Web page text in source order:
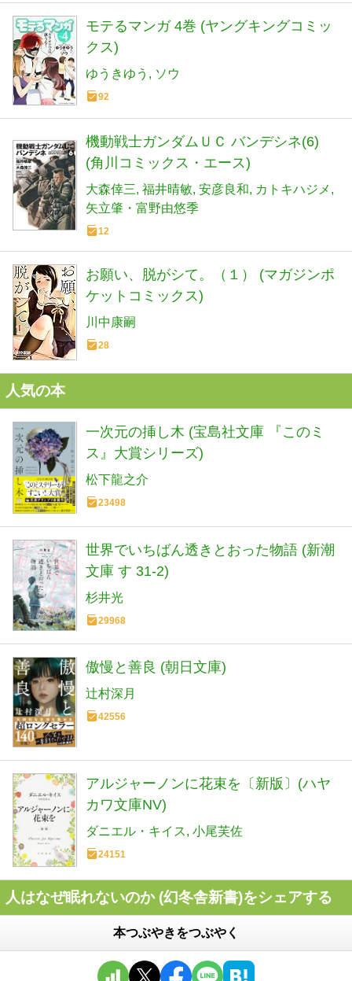
モテるマンガ 4巻 (ヤングキングコミッ
クス)
ゆうきゆう ソウ
92
機動戦士ガンダムＵＣ バンデシネ(6)
(角川コミックス・エース)
大森倖三 福井晴敏 安彦良和
カトキハジメ
矢立肇・富野由悠季
12
お願い、脱がシて。（１） (マガジンポ
ケットコミックス)
川中康嗣
28
人気の本
一次元の挿し木 (宝島社文庫 『このミ
ス』大賞シリーズ)
松下龍之介
23498
世界でいちばん透きとおった物語 (新潮
文庫 す 31-2)
杉井光
29968
傲慢と善良 (朝日文庫)
辻村深月
42556
アルジャーノンに花束を〔新版〕(ハヤ
カワ文庫NV)
ダニエル・キイス 小尾芙佐
24151
人はなぜ眠れないのか (幻冬舎新書)をシェアする
本つぶやきをつぶやく